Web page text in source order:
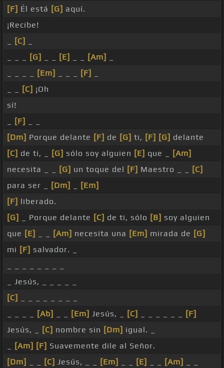
[F] Él está [G] aquí.
¡Recibe!
[C]
[G] [E] [Am]
[Em] [F]
[C] ¡Oh
sí!
[F]
[Dm] Porque delante [F] de [G] ti, [F] [G] delante
[C] de ti, _ [G] sólo soy alguien [E] que _
[Am]
necesita _ _
[G] un toque del [F] Maestro _ _
[C]
para ser _
[Dm]
[Em]
[F] liberado.
[G]
_ Porque delante [C] de ti, sólo [B] soy alguien
que [E] [Am] necesita una [Em] mirada de [G]
mi [F] salvador. _
_ Jesús, _ _ _ _ _
[C]
[Ab] [Em] Jesús, _ [C]
[F]
Jesús, _
[C] nombre sin [Dm] igual. _
[Am] [F] Suavemente dile al Señor.
[Dm]
[C] Jesús, _ _ [Em] [E] [Am]